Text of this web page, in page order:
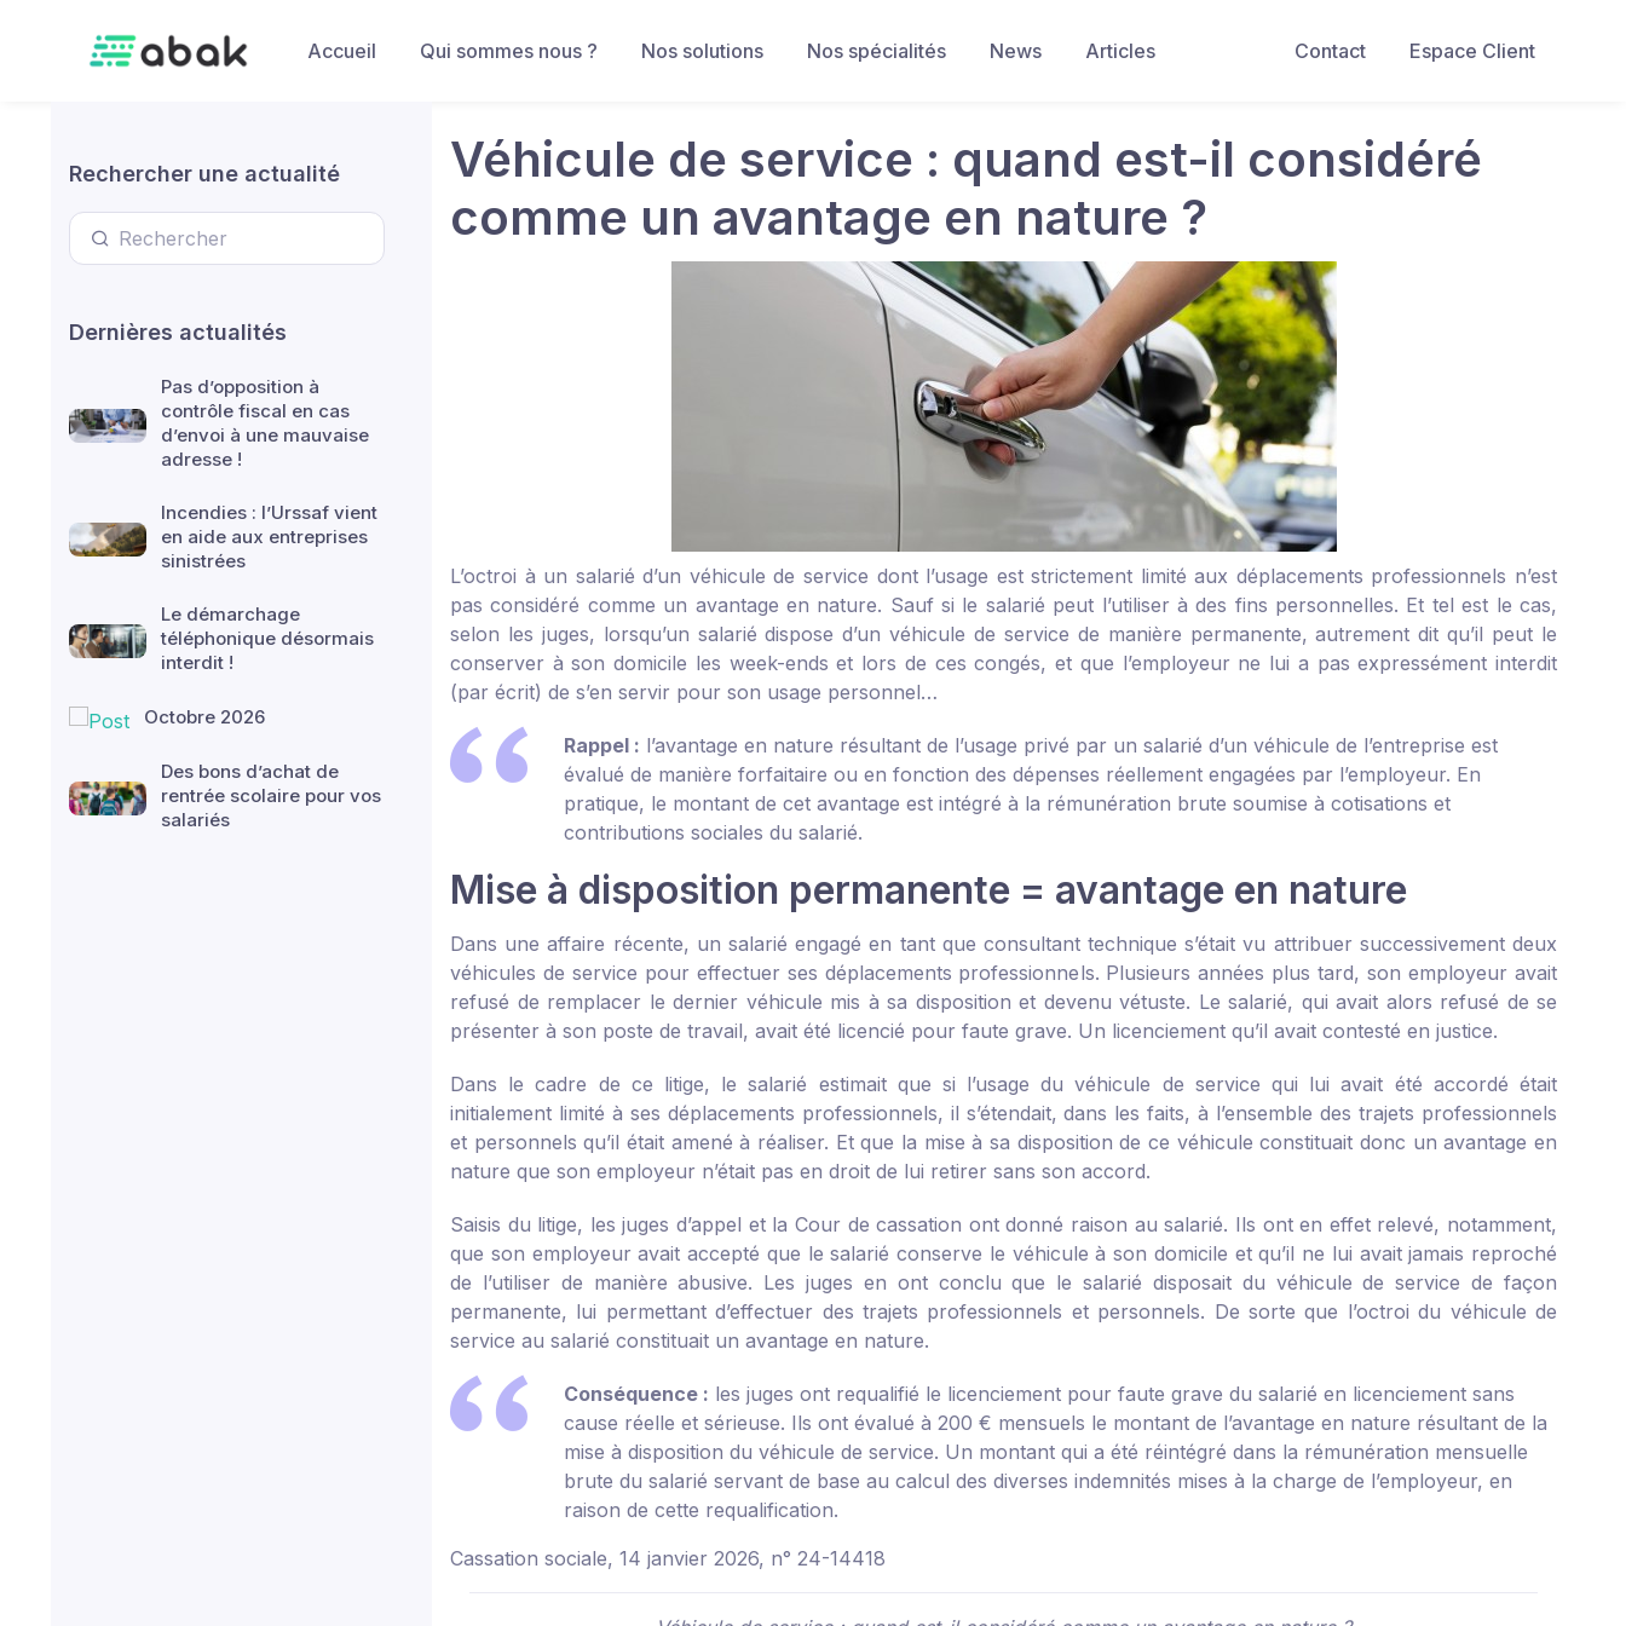
Contact
Espace Client
Accueil Qui sommes nous ? Nos solutions Nos spécialités News Articles
Rechercher une actualité
Dernières actualités
Pas d’opposition à
contrôle fiscal en cas
d’envoi à une mauvaise
adresse !
Incendies : l’Urssaf vient
en aide aux entreprises
sinistrées
Le démarchage
téléphonique désormais
interdit !
Octobre 2026
Des bons d’achat de
rentrée scolaire pour vos
salariés
Véhicule de service : quand est-il considéré
comme un avantage en nature ?
L’octroi à un salarié d’un véhicule de service dont l’usage est strictement limité aux déplacements professionnels n’est
pas considéré comme un avantage en nature. Sauf si le salarié peut l’utiliser à des fins personnelles. Et tel est le cas,
selon les juges, lorsqu’un salarié dispose d’un véhicule de service de manière permanente, autrement dit qu’il peut le
conserver à son domicile les week-ends et lors de ces congés, et que l’employeur ne lui a pas expressément interdit
(par écrit) de s’en servir pour son usage personnel…
Rappel : l’avantage en nature résultant de l’usage privé par un salarié d’un véhicule de l’entreprise est
évalué de manière forfaitaire ou en fonction des dépenses réellement engagées par l’employeur. En
pratique, le montant de cet avantage est intégré à la rémunération brute soumise à cotisations et
contributions sociales du salarié.
Mise à disposition permanente = avantage en nature
Dans une affaire récente, un salarié engagé en tant que consultant technique s’était vu attribuer successivement deux
véhicules de service pour effectuer ses déplacements professionnels. Plusieurs années plus tard, son employeur avait
refusé de remplacer le dernier véhicule mis à sa disposition et devenu vétuste. Le salarié, qui avait alors refusé de se
présenter à son poste de travail, avait été licencié pour faute grave. Un licenciement qu’il avait contesté en justice.
Dans le cadre de ce litige, le salarié estimait que si l’usage du véhicule de service qui lui avait été accordé était
initialement limité à ses déplacements professionnels, il s’étendait, dans les faits, à l’ensemble des trajets professionnels
et personnels qu’il était amené à réaliser. Et que la mise à sa disposition de ce véhicule constituait donc un avantage en
nature que son employeur n’était pas en droit de lui retirer sans son accord.
Saisis du litige, les juges d’appel et la Cour de cassation ont donné raison au salarié. Ils ont en effet relevé, notamment,
que son employeur avait accepté que le salarié conserve le véhicule à son domicile et qu’il ne lui avait jamais reproché
de l’utiliser de manière abusive. Les juges en ont conclu que le salarié disposait du véhicule de service de façon
permanente, lui permettant d’effectuer des trajets professionnels et personnels. De sorte que l’octroi du véhicule de
service au salarié constituait un avantage en nature.
Conséquence : les juges ont requalifié le licenciement pour faute grave du salarié en licenciement sans
cause réelle et sérieuse. Ils ont évalué à 200 € mensuels le montant de l’avantage en nature résultant de la
mise à disposition du véhicule de service. Un montant qui a été réintégré dans la rémunération mensuelle
brute du salarié servant de base au calcul des diverses indemnités mises à la charge de l’employeur, en
raison de cette requalification.
Cassation sociale, 14 janvier 2026, n° 24-14418